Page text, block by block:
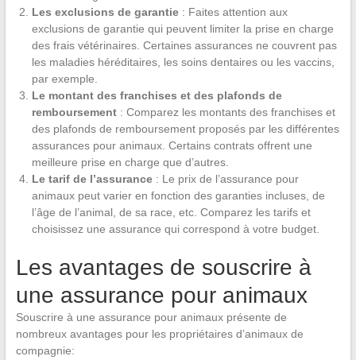
Les exclusions de garantie : Faites attention aux
exclusions de garantie qui peuvent limiter la prise en charge
des frais vétérinaires. Certaines assurances ne couvrent pas
les maladies héréditaires, les soins dentaires ou les vaccins,
par exemple.
Le montant des franchises et des plafonds de
remboursement : Comparez les montants des franchises et
des plafonds de remboursement proposés par les différentes
assurances pour animaux. Certains contrats offrent une
meilleure prise en charge que d’autres.
Le tarif de l’assurance : Le prix de l’assurance pour
animaux peut varier en fonction des garanties incluses, de
l’âge de l’animal, de sa race, etc. Comparez les tarifs et
choisissez une assurance qui correspond à votre budget.
Les avantages de souscrire à
une assurance pour animaux
Souscrire à une assurance pour animaux présente de
nombreux avantages pour les propriétaires d’animaux de
compagnie: